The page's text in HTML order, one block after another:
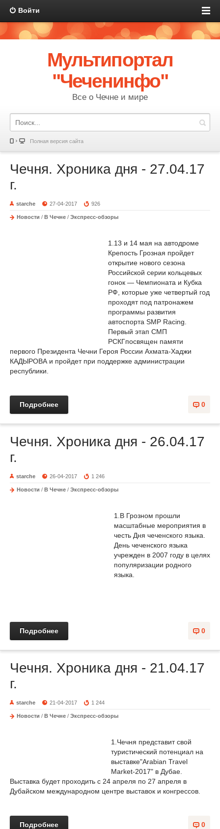
Войти
Мультипортал
"Чеченинфо"
Все о Чечне и мире
Полная версия сайта
Чечня. Хроника дня - 27.04.17
г.
starche 27-04-2017 926
Новости / В Чечне / Экспресс-обзоры
1.13 и 14 мая на автодроме
Крепость Грозная пройдет
открытие нового сезона
Российской серии кольцевых
гонок — Чемпионата и Кубка
РФ, которые уже четвертый год
проходят под патронажем
программы развития
автоспорта SMP Racing.
Первый этап СМП
РСКГпосвящен памяти
первого Президента Чечни Героя России Ахмата-Хаджи
КАДЫРОВА и пройдет при поддержке администрации
республики.
0
Подробнее
Чечня. Хроника дня - 26.04.17
г.
starche 26-04-2017 1 246
Новости / В Чечне / Экспресс-обзоры
1.В Грозном прошли
масштабные мероприятия в
честь Дня чеченского языка.
День чеченского языка
учрежден в 2007 году в целях
популяризации родного
языка.
0
Подробнее
Чечня. Хроника дня - 21.04.17
г.
starche 21-04-2017 1 244
Новости / В Чечне / Экспресс-обзоры
1.Чечня представит свой
туристический потенциал на
выставке"Arabian Travel
Market-2017" в Дубае.
Выставка будет проходить с 24 апреля по 27 апреля в
Дубайском международном центре выставок и конгрессов.
0
Подробнее